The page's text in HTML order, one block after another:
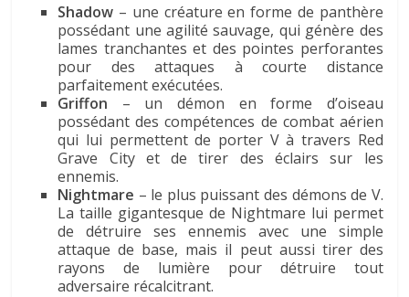
Shadow – une créature en forme de panthère
possédant une agilité sauvage, qui génère des
lames tranchantes et des pointes perforantes
pour des attaques à courte distance
parfaitement exécutées.
Griffon – un démon en forme d’oiseau
possédant des compétences de combat aérien
qui lui permettent de porter V à travers Red
Grave City et de tirer des éclairs sur les
ennemis.
Nightmare – le plus puissant des démons de V.
La taille gigantesque de Nightmare lui permet
de détruire ses ennemis avec une simple
attaque de base, mais il peut aussi tirer des
rayons de lumière pour détruire tout
adversaire récalcitrant.